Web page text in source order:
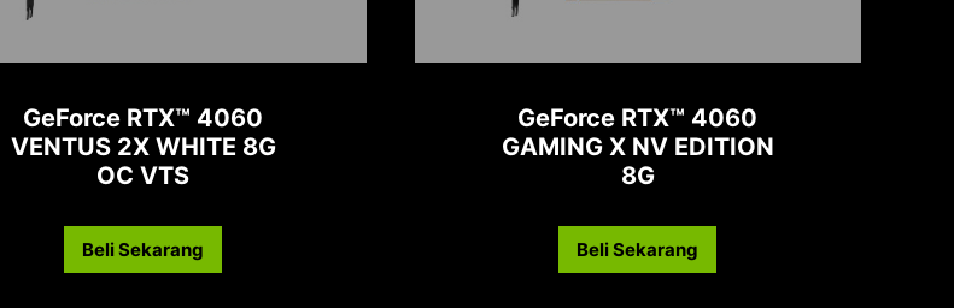
GeForce RTX™ 4060
VENTUS 2X WHITE 8G
OC VTS
Beli Sekarang
GeForce RTX™ 4060
GAMING X NV EDITION
8G
Beli Sekarang